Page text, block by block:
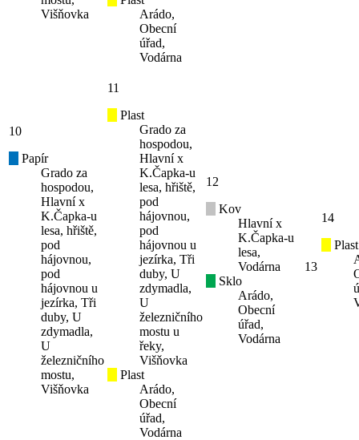
Višňovka
Arádo,
Obecní
úřad,
Vodárna
10
Papír
Grado za
hospodou,
Hlavní x
K.Čapka-u
lesa, hřiště,
pod
hájovnou,
pod
hájovnou u
jezírka, Tři
duby, U
zdymadla,
U
železničního
mostu,
Višňovka
11
Plast
Grado za
hospodou,
Hlavní x
K.Čapka-u
lesa, hřiště,
pod
hájovnou,
pod
hájovnou u
jezírka, Tři
duby, U
zdymadla,
U
železničního
mostu u
řeky,
Višňovka
Plast
Arádo,
Obecní
úřad,
Vodárna
12
Kov
Hlavní x
K.Čapka-u
lesa,
Vodárna
Sklo
Arádo,
Obecní
úřad,
Vodárna
13
14
Plast